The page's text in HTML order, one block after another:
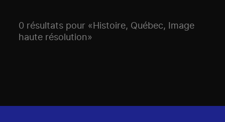
0 résultats pour «Histoire, Québec, Image
haute résolution»